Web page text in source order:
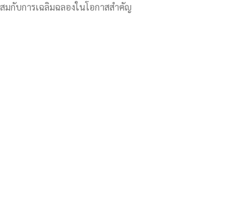
สมกับการเฉลิมฉลองในโอกาสสำคัญ